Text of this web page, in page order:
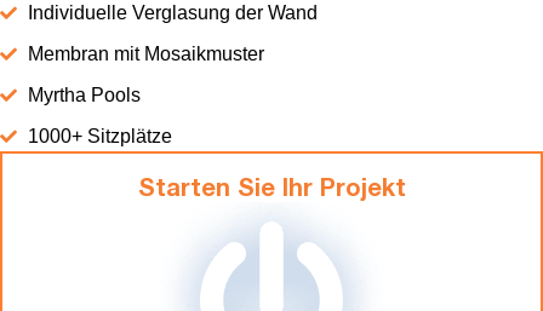
Individuelle Verglasung der Wand
Membran mit Mosaikmuster
Myrtha Pools
1000+ Sitzplätze
Starten Sie Ihr Projekt